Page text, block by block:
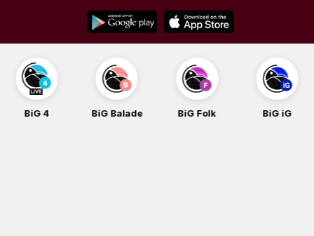
content
BiG 4 BiG Balade BiG Folk BiG iG